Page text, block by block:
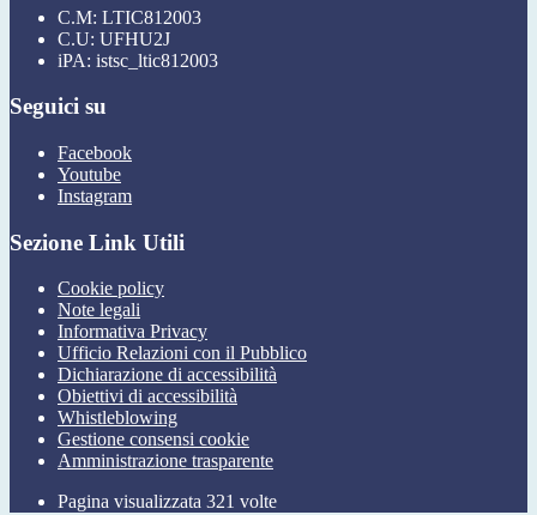
C.M: LTIC812003
C.U: UFHU2J
iPA: istsc_ltic812003
Seguici su
Facebook
Youtube
Instagram
Sezione Link Utili
Cookie policy
Note legali
Informativa Privacy
Ufficio Relazioni con il Pubblico
Dichiarazione di accessibilità
Obiettivi di accessibilità
Whistleblowing
Gestione consensi cookie
Amministrazione trasparente
Pagina visualizzata 321 volte